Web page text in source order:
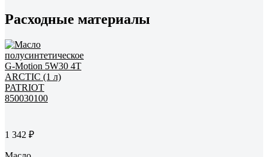
Расходные материалы
1 342 ₽